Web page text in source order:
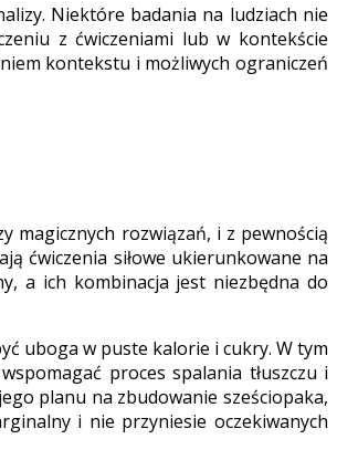
Niektóre badania na ludziach nie
z ćwiczeniami lub w kontekście
kontekstu i możliwych ograniczeń
magicznych rozwiązań, i z pewnością
ćwiczenia siłowe ukierunkowane na
a ich kombinacja jest niezbędna do
uboga w puste kalorie i cukry. W tym
proces spalania tłuszczu i
planu na zbudowanie sześciopaka,
i nie przyniesie oczekiwanych